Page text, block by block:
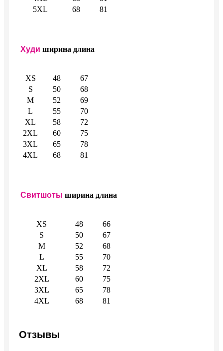
5XL
68 81
Худи ширина длина
XS 48
67
S
50
68
M
52
69
L
55
70
XL
58
72
2XL
60
75
3XL
65
78
4XL
68 81
Свитшоты ширина длина
XS 48
66
S
50
67
M
52
68
L
55
70
XL
58
72
2XL
60
75
3XL
65
78
4XL
68 81
Отзывы